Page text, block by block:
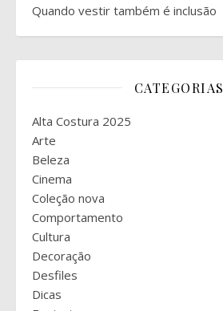
Quando vestir também é inclusão
CATEGORIAS
Alta Costura 2025
Arte
Beleza
Cinema
Coleção nova
Comportamento
Cultura
Decoração
Desfiles
Dicas